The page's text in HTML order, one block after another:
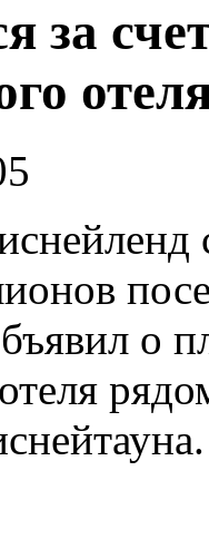
за
о